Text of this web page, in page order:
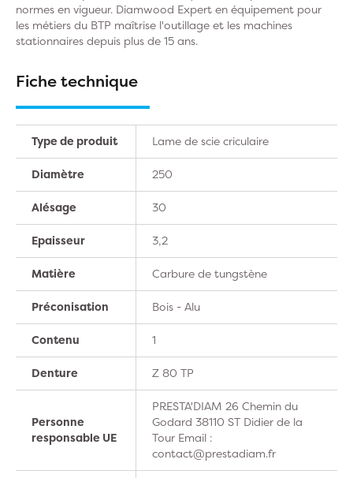
normes en vigueur. Diamwood Expert en équipement pour
les métiers du BTP maîtrise l'outillage et les machines
stationnaires depuis plus de 15 ans.
Fiche technique
Type de produit Lame de scie criculaire
Diamètre 250
Alésage 30
Epaisseur 3,2
Matière Carbure de tungstène
Préconisation Bois - Alu
Contenu 1
Denture Z 80 TP
Personne
responsable UE
PRESTA'DIAM 26 Chemin du
Godard 38110 ST Didier de la
Tour Email :
contact@prestadiam.fr